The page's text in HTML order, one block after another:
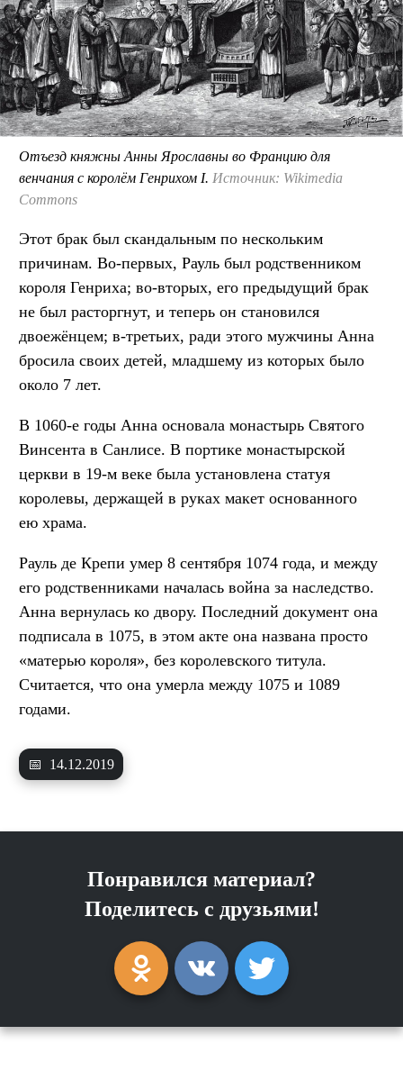
Отъезд княжны Анны Ярославны во Францию для
венчания с королём Генрихом I. Источник: Wikimedia
Commons
Этот брак был скандальным по нескольким
причинам. Во-первых, Рауль был родственником
короля Генриха; во-вторых, его предыдущий брак
не был расторгнут, и теперь он становился
двоежёнцем; в-третьих, ради этого мужчины Анна
бросила своих детей, младшему из которых было
около 7 лет.
В 1060-е годы Анна основала монастырь Святого
Винсента в Санлисе. В портике монастырской
церкви в 19-м веке была установлена статуя
королевы, держащей в руках макет основанного
ею храма.
Рауль де Крепи умер 8 сентября 1074 года, и между
его родственниками началась война за наследство.
Анна вернулась ко двору. Последний документ она
подписала в 1075, в этом акте она названа просто
«матерью короля», без королевского титула.
Считается, что она умерла между 1075 и 1089
годами.
📅 14.12.2019
Понравился материал?
Поделитесь с друзьями!